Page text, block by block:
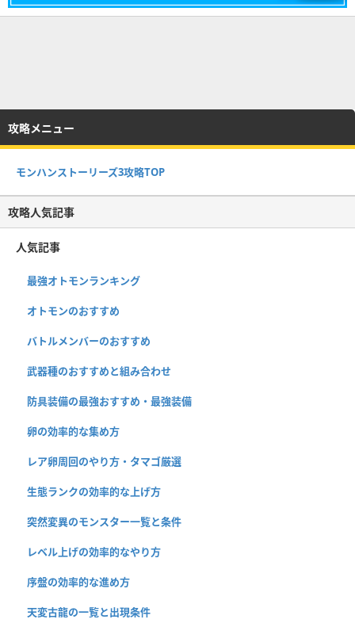
攻略メニュー
モンハンストーリーズ3攻略TOP
攻略人気記事
人気記事
最強オトモンランキング
オトモンのおすすめ
バトルメンバーのおすすめ
武器種のおすすめと組み合わせ
防具装備の最強おすすめ・最強装備
卵の効率的な集め方
レア卵周回のやり方・タマゴ厳選
生態ランクの効率的な上げ方
突然変異のモンスター一覧と条件
レベル上げの効率的なやり方
序盤の効率的な進め方
天変古龍の一覧と出現条件